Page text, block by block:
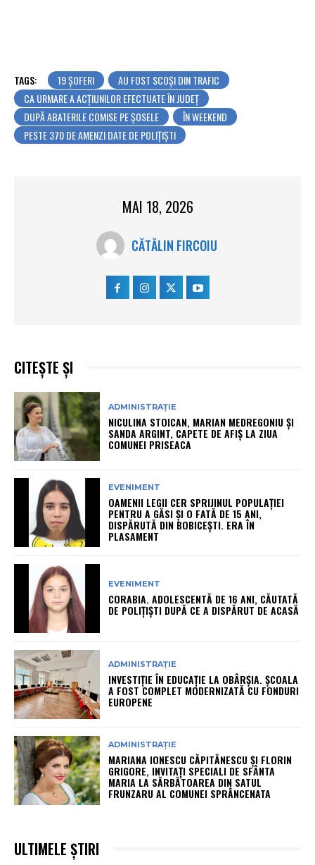
TAGS: 19 ȘOFERI
AU FOST SCOȘI DIN TRAFIC
CA URMARE A ACȚIUNILOR EFECTUATE ÎN JUDEȚ
DUPĂ ABATERILE COMISE PE ȘOSELE
ÎN WEEKEND
PESTE 370 DE AMENZI DATE DE POLIȚIȘTI
MAI 18, 2026
CĂTĂLIN FIRCOIU
CITEȘTE ȘI
ADMINISTRAȚIE
NICULINA STOICAN, MARIAN MEDREGONIU ȘI
SANDA ARGINT, CAPETE DE AFIȘ LA ZIUA
COMUNEI PRISEACA
EVENIMENT
OAMENII LEGII CER SPRIJINUL POPULAȚIEI
PENTRU A GĂSI ȘI O FATĂ DE 15 ANI,
DISPĂRUTĂ DIN BOBICEȘTI. ERA ÎN
PLASAMENT
EVENIMENT
CORABIA. ADOLESCENTĂ DE 16 ANI, CĂUTATĂ
DE POLIȚIȘTI DUPĂ CE A DISPĂRUT DE ACASĂ
ADMINISTRAȚIE
INVESTIȚIE ÎN EDUCAȚIE LA OBÂRȘIA. ȘCOALA
A FOST COMPLET MODERNIZATĂ CU FONDURI
EUROPENE
ADMINISTRAȚIE
MARIANA IONESCU CĂPITĂNESCU ȘI FLORIN
GRIGORE, INVITAȚI SPECIALI DE SFÂNTA
MARIA LA SĂRBĂTOAREA DIN SATUL
FRUNZARU AL COMUNEI SPRÂNCENATA
ULTIMELE ȘTIRI